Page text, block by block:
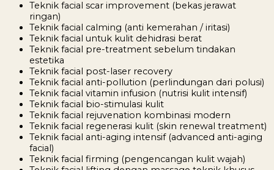
Teknik facial scar improvement (bekas jerawat
ringan)
Teknik facial calming (anti kemerahan / iritasi)
Teknik facial untuk kulit dehidrasi berat
Teknik facial pre-treatment sebelum tindakan
estetika
Teknik facial post-laser recovery
Teknik facial anti-pollution (perlindungan dari polusi)
Teknik facial vitamin infusion (nutrisi kulit intensif)
Teknik facial bio-stimulasi kulit
Teknik facial rejuvenation kombinasi modern
Teknik facial regenerasi kulit (skin renewal treatment)
Teknik facial anti-aging intensif (advanced anti-aging
facial)
Teknik facial firming (pengencangan kulit wajah)